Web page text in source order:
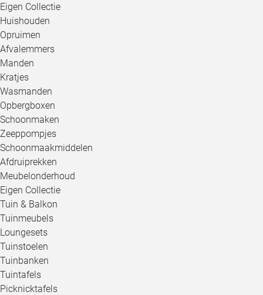
Eigen Collectie
Huishouden
Opruimen
Afvalemmers
Manden
Kratjes
Wasmanden
Opbergboxen
Schoonmaken
Zeeppompjes
Schoonmaakmiddelen
Afdruiprekken
Meubelonderhoud
Eigen Collectie
Tuin & Balkon
Tuinmeubels
Loungesets
Tuinstoelen
Tuinbanken
Tuintafels
Picknicktafels